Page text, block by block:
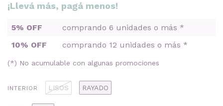
¡Llevá más, pagá menos!
5% OFF
comprando 6 unidades o más *
10% OFF
comprando 12 unidades o más *
(*) No acumulable con algunas promociones
INTERIOR LISOS RAYADO